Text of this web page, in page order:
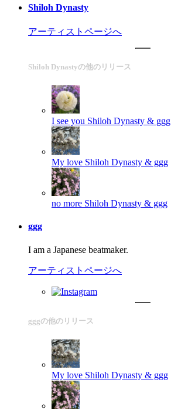
Shiloh Dynasty
アーティストページへ
Shiloh Dynastyの他のリリース
I see you Shiloh Dynasty & ggg
My love Shiloh Dynasty & ggg
no more Shiloh Dynasty & ggg
ggg
I am a Japanese beatmaker.
アーティストページへ
gggの他のリリース
My love Shiloh Dynasty & ggg